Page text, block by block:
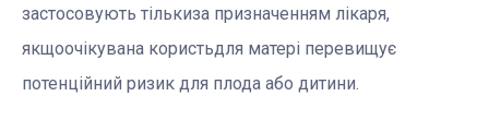
застосовують тількиза призначенням лікаря,
якщоочікувана користьдля матері перевищує
потенційний ризик для плода або дитини.